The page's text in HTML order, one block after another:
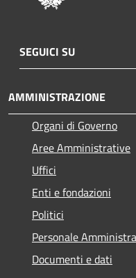
SEGUICI SU
AMMINISTRAZIONE
Organi di Governo
Aree Amministrative
Uffici
Enti e fondazioni
Politici
Personale
Documenti e dati